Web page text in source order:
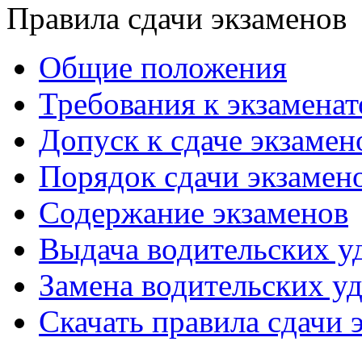
Правила сдачи экзаменов
Общие положения
Требования к
Допуск к сдаче
Порядок сдачи
Содержание экзаменов
Выдача водительских
Замена водительских
Скачать правила сдачи